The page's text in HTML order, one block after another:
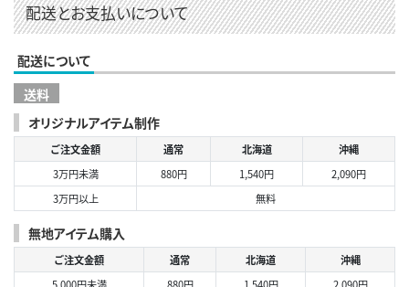
配送とお支払いについて
配送について
送料
オリジナルアイテム制作
ご注文金額 通常 北海道
沖縄
3万円未満
880円 1,540円
2,090円
3万円以上
無料
無地アイテム購入
ご注文金額 通常 北海道
沖縄